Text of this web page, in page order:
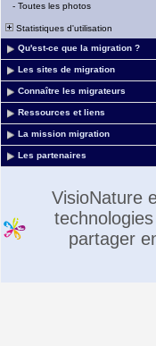
- Toutes les photos
Statistiques d'utilisation
Qu'est-ce que la migration ?
Les sites de migration
Connaître les migrateurs
Ressources et liens
La mission migration
Les partenaires
VisioNature
partager